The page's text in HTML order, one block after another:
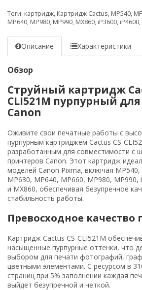
Теги: картридж, Картридж Cactus, MP540,
MP640, MP980, MP990, MX860, iP3600, iP4600,
Описание Характеристики
Обзор
Струйный картридж
CLI521M пурпурный
Canon
Оживите свои печатные работы с
пурпурным картриджем Cactus CS-
разработанным для совместимости с
принтеров Canon. Этот картридж
моделей Canon Pixma, включая MP540,
MP630, MP640, MP660, MP980, MP990,
и MX860, обеспечивая безупречное
стабильность работы.
Превосходное качество
Картридж Cactus CS-CLI521M
насыщенные пурпурные оттенки, что
выбором для печати фотографий,
цветными элементами. С ресурсом в
страниц при 5% заполнении каждая
выйдет безупречной и четкой.